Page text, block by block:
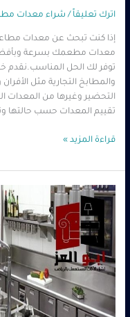
اترك تعليقاً / شراء معدات
إذا كنت تبحث عن معدات
توفر لك الحل المناسب.نقدم
والمطابخ التجارية مثل
التحضير وغيرها من المعدات
تقييم المعدات حسب حالتها
قراءة المزيد »
محل
شراء
معدات
مطاعم
مستعملة
بالرياض
بأفضل
سعر